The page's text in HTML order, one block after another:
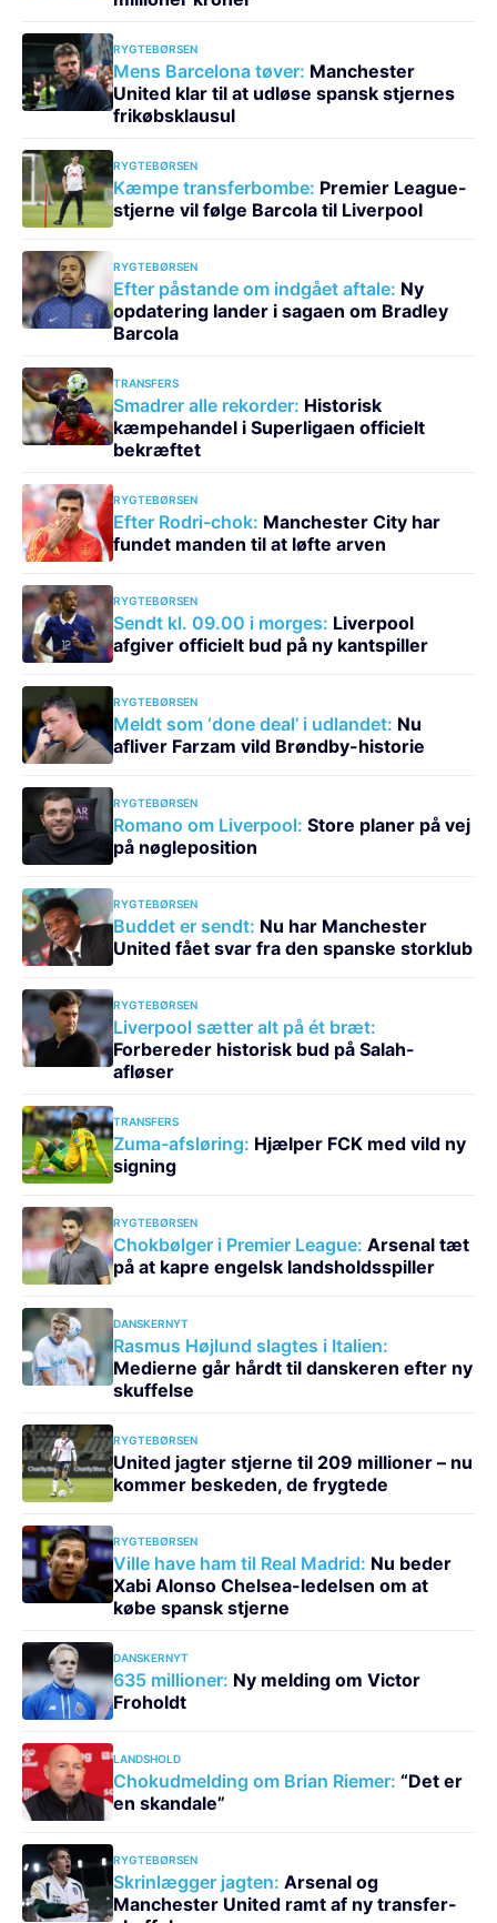
RYGTEBØRSEN
Mens Barcelona tøver: Manchester
United klar til at udløse spansk stjernes
frikøbsklausul
RYGTEBØRSEN
Kæmpe transferbombe: Premier League-
stjerne vil følge Barcola til Liverpool
RYGTEBØRSEN
Efter påstande om indgået aftale: Ny
opdatering lander i sagaen om Bradley
Barcola
TRANSFERS
Smadrer alle rekorder: Historisk
kæmpehandel i Superligaen officielt
bekræftet
RYGTEBØRSEN
Efter Rodri-chok: Manchester City har
fundet manden til at løfte arven
RYGTEBØRSEN
Sendt kl. 09.00 i morges: Liverpool
afgiver officielt bud på ny kantspiller
RYGTEBØRSEN
Meldt som ‘done deal’ i udlandet: Nu
afliver Farzam vild Brøndby-historie
RYGTEBØRSEN
Romano om Liverpool: Store planer på vej
på nøgleposition
RYGTEBØRSEN
Buddet er sendt: Nu har Manchester
United fået svar fra den spanske storklub
RYGTEBØRSEN
Liverpool sætter alt på ét bræt:
Forbereder historisk bud på Salah-
afløser
TRANSFERS
Zuma-afsløring: Hjælper FCK med vild ny
signing
RYGTEBØRSEN
Chokbølger i Premier League: Arsenal tæt
på at kapre engelsk landsholdsspiller
DANSKERNYT
Rasmus Højlund slagtes i Italien:
Medierne går hårdt til danskeren efter ny
skuffelse
RYGTEBØRSEN
United jagter stjerne til 209 millioner – nu
kommer beskeden, de frygtede
RYGTEBØRSEN
Ville have ham til Real Madrid: Nu beder
Xabi Alonso Chelsea-ledelsen om at
købe spansk stjerne
DANSKERNYT
635 millioner: Ny melding om Victor
Froholdt
LANDSHOLD
Chokudmelding om Brian Riemer: “Det er
en skandale”
RYGTEBØRSEN
Skrinlægger jagten: Arsenal og
Manchester United ramt af ny transfer-